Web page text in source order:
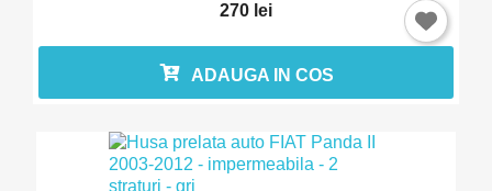
270 lei
ADAUGA IN COS